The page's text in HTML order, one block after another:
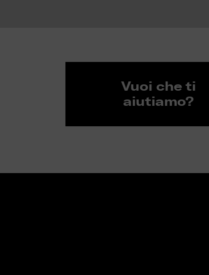
Vuoi che ti
aiutiamo?